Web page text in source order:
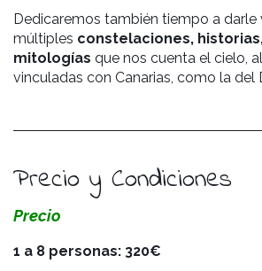
Dedicaremos también tiempo a darle
múltiples constelaciones,
mitologías que nos cuenta el cielo,
vinculadas con Canarias, como la del
Precio y Condiciones
Precio
1 a 8 personas: 320€